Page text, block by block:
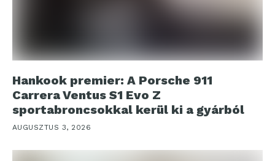
Hankook premier: A Porsche 911
Carrera Ventus S1 Evo Z
sportabroncsokkal kerül ki a gyárból
AUGUSZTUS 3, 2026